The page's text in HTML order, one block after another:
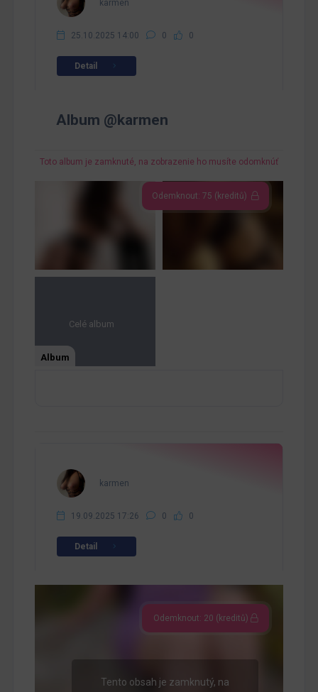
karmen
25.10.2025 14:00 0 0
Detail
Album @karmen
Odemknout: 75 (kreditů)
Toto album je zamknuté, na zobrazenie ho musíte odomknúť
Celé album
Album
karmen
19.09.2025 17:26 0 0
Detail
Odemknout: 20 (kreditů)
Tento obsah je zamknutý, na